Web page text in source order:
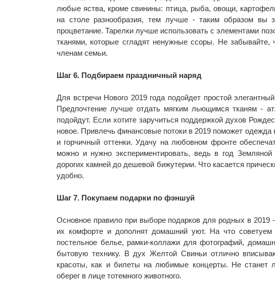
любые яства, кроме свинины: птица, рыба, овощи,
на столе разнообразия, тем лучше - таким образом вы
процветание. Тарелки лучше использовать с элементами
тканями, которые сгладят ненужные ссоры. Не забывайте,
членам семьи.
Шаг 6. Подбираем праздничный наряд
Для встречи Нового 2019 года подойдет простой
Предпочтение лучше отдать мягким льющимся тканям -
подойдут. Если хотите заручиться поддержкой духов
новое. Привлечь финансовые потоки в 2019 поможет
и горчичный оттенки. Удачу на любовном фронте
можно и нужно экспериментировать, ведь в год
дорогих камней до дешевой бижутерии. Что касается
удобно.
Шаг 7. Покупаем подарки по фэншуй
Основное правило при выборе подарков для родных в 2019
их комфорте и дополнят домашний уют. На что
постельное белье, рамки-коллажи для фотографий,
бытовую технику. В дух Желтой Свиньи отлично
красоты, как и билеты на любимые концерты. Не станет
оберег в лице тотемного животного.